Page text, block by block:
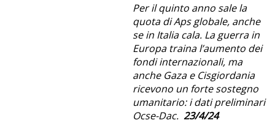
Per il quinto anno sale la
quota di Aps globale, anche
se in Italia cala. La guerra in
Europa traina l’aumento dei
fondi internazionali, ma
anche Gaza e Cisgiordania
ricevono un forte sostegno
umanitario: i dati preliminari
Ocse-Dac. 23/4/24